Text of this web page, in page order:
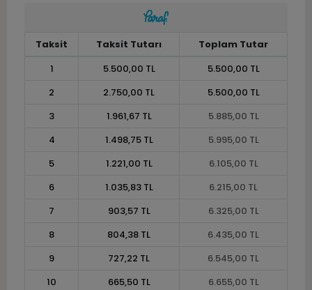
Taksit Taksit Tutarı
Toplam Tutar
1
5.500,00 TL
5.500,00 TL
2
2.750,00 TL
5.500,00 TL
3
1.961,67 TL
5.885,00 TL
4
1.498,75 TL
5.995,00 TL
5
1.221,00 TL
6.105,00 TL
6
1.035,83 TL
6.215,00 TL
7
903,57 TL
6.325,00 TL
8
804,38 TL
6.435,00 TL
9
727,22 TL
6.545,00 TL
10
665,50 TL
6.655,00 TL